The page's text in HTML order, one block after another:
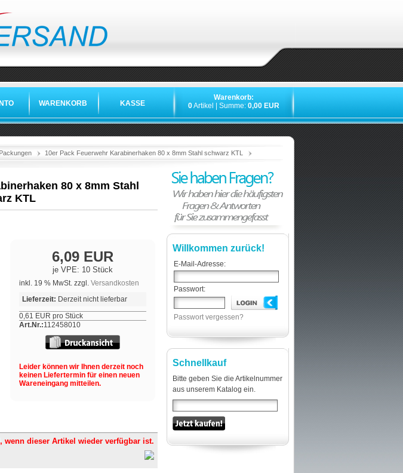
WARENKORB KASSE
Warenkorb:
0Artikel | Summe: 0,00 EUR
10er Pack Feuerwehr Karabinerhaken 80 x 8mm Stahl schwarz KTL
80 x 8mm Stahl
KTL
6,09 EUR
je VPE: 10 Stück
inkl. 19 % MwSt. zzgl. Versandkosten
Lieferzeit: Derzeit nicht lieferbar
0,61 EUR pro Stück
Art.Nr.:112458010
Leider können wir Ihnen derzeit noch
keinen Liefertermin für einen neuen
Wareneingang mitteilen.
wenn dieser Artikel wieder verfügbar ist.
Willkommen zurück!
E-Mail-Adresse:
Passwort:
Passwort vergessen?
Schnellkauf
Bitte geben Sie die Artikelnummer
aus unserem Katalog ein.